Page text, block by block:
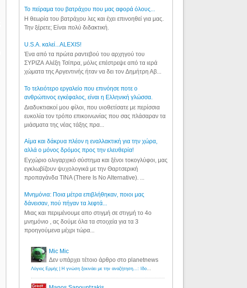
Το πείραμα του βατράχου που μας αφορά όλους...
Η θεωρία του βατράχου λες και έχει επινοηθεί για μας.
Την ξέρετε; Είναι πολύ διδακτική.
U.S.A. καλεί...ALEXIS!
Ένα από τα πρώτα ραντεβού του αρχηγού του
ΣΥΡΙΖΑ Αλέξη Τσίπρα, μόλις επέστρεψε από τα ιερά
χώματα της Αργεντινής ήταν να δει τον Δημήτρη Αβ...
Το τελειότερο εργαλείο που επινόησε ποτε ο
ανθρώπινος εγκέφαλος, είναι η Ελληνική γλώσσα.
Διαδυκτιακοί μου φίλοι, που υιοθετίσατε με περίσσια
ευκολία τον τρόπο επικοινωνίας που σας πλάσαραν τα
μιάσματα της νέας τάξης πρα...
Αίμα και δάκρυα πλέον η εναλλακτική για την χώρα,
αλλά ο μόνος δρόμος προς την ελευθερία!
Εγχώριο ολιγαρχικό σύστημα και ξένοι τοκογλύφοι, μας
εγκλωβίζουν ψυχολογικά με την Θαρτσερική
προπαγάνδα TINA (There Is No Alternative). ...
Μνημόνια: Ποια μέτρα επιβλήθηκαν, ποιοι μας
δάνεισαν, πού πήγαν τα λεφτά...
Μιας και περιμένουμε απο στιγμή σε στιγμή το 4ο
μνημόνιο , ας δούμε όλα τα στοιχεία για τα 3
προηγούμενα μέχρι τώρα...
Mic Mic
Δεν υπάρχει τέτοιο άρθρο στο planetnews
Λόγιος Ερμής | Η γνώση ξεκινάει με την αναζήτηση...: Ιδού οι 18 που χρωστούν 11 δις ευρώ!